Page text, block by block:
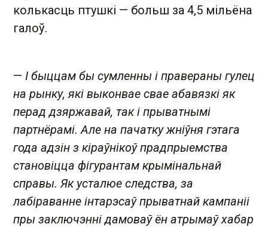
колькасць птушкі — больш за 4,5 мільёна
галоў.
— І быццам бы сумленны і правераны гулец
на рынку, які выконвае свае абавязкі як
перад дзяржавай, так і прыватнымі
партнёрамі. Але на пачатку жніўня гэтага
года адзін з кіраўнікоў прадпрыемства
становіцца фігурантам крымінальнай
справы. Як усталюе следства, за
лабіраванне інтарэсаў прыватнай кампаніі
пры заключэнні дамоваў ён атрымаў хабар